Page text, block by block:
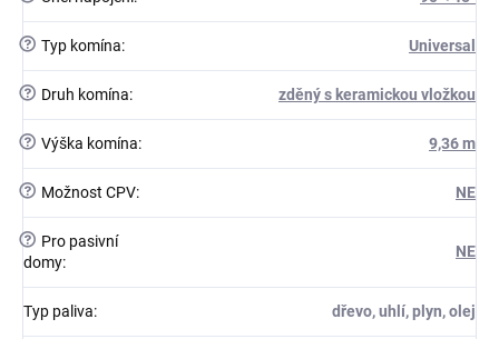
? Typ komína: Universal
? Druh komína: zděný s keramickou vložkou
? Výška komína: 9,36 m
? Možnost CPV: NE
?
Pro pasivní
domy:
NE
Typ paliva: dřevo, uhlí, plyn, olej